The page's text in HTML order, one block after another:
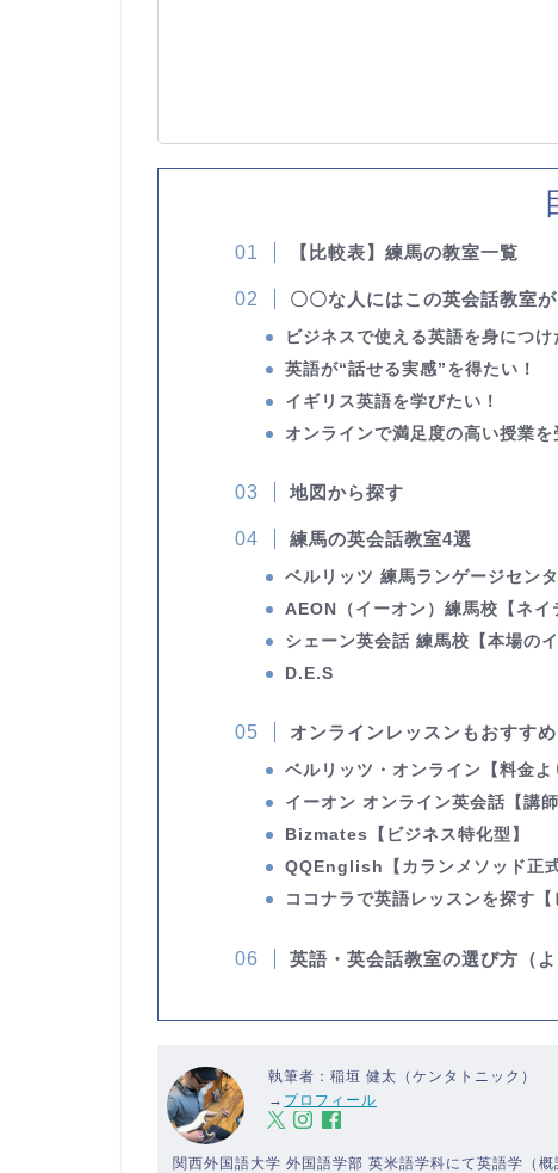
【比較表】練馬の教室一覧
〇〇な人にはこの英会話教室が
ビジネスで使える英語を身につけ
英語が“話せる実感”を得たい！
イギリス英語を学びたい！
オンラインで満足度の高い授業を
地図から探す
練馬の英会話教室4選
ベルリッツ 練馬ランゲージセン
AEON（イーオン）練馬校 【ネ
シェーン英会話 練馬校 【本場の
D.E.S
オンラインレッスンもおすすめ
ベルリッツ・オンライン 【料金
イーオン オンライン英会話 【講
Bizmates
【ビジネス特化型】
QQEnglish
【カランメソッド正
ココナラで英語レッスンを探す
英語・英会話教室の選び方 （
執筆者：稲垣 健太（ケンタトニック）
→ プロフィール
関西外国語大学 外国語学部 英米語学科にて英語学（